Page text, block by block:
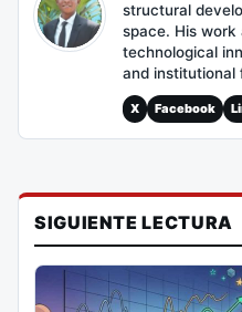
structural
space. His work
technological
and institutional
X Facebook
SIGUIENTE LECTURA